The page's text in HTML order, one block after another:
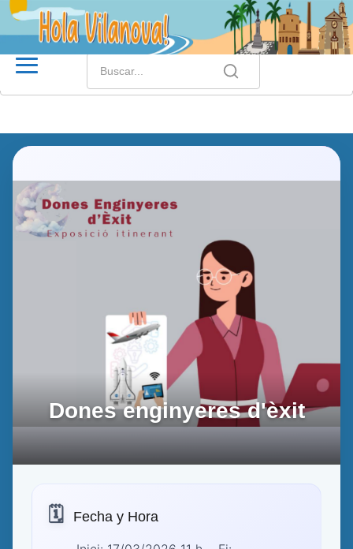
Dones enginyeres d'èxit
🗓️ Fecha y Hora